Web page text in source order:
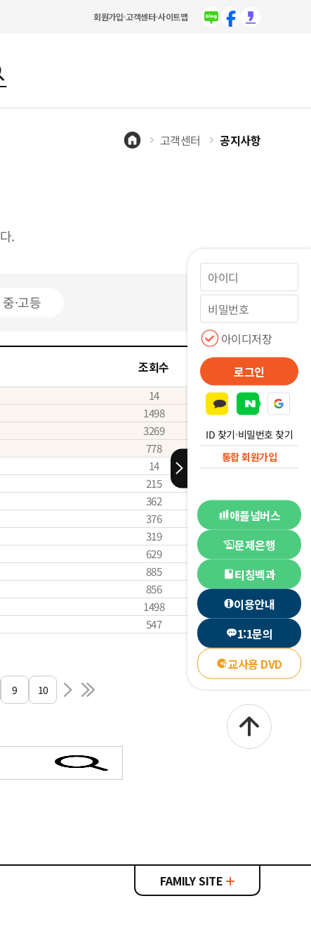
회원가입 고객센터 사이트맵
아이디저장
로그인
ID 찾기 비밀번호 찾기
통합 회원가입
애플넘버스
문제은행
티칭백과
이용안내
1:1문의
교사용 DVD
고객센터 공지사항
.
중·고등
조회수 등록일
14 2026-08-06
1498 2026-01-22
3269 2025-07-01
778
14
2026-08-06
215
362
2026-06-01
376
2026-05-04
319
2026-04-20
629
2026-04-01
885
2026-03-03
856
2026-02-02
1498
2026-01-22
547 2026-01-05
9 10
FAMILY SITE